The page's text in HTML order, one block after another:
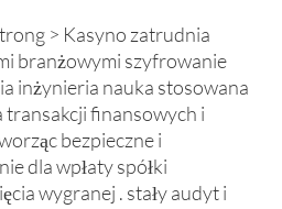
> Kasyno zatrudnia
branżowymi szyfrowanie
inżynieria nauka stosowana
transakcji finansowych i
bezpieczne i
dla wpłaty spółki
wygranej . stały audyt i